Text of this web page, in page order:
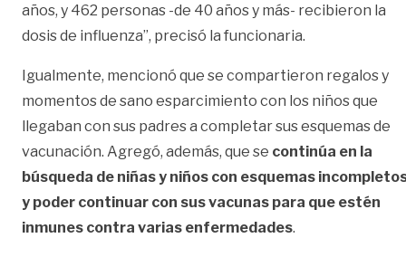
años, y 462 personas -de 40 años y más- recibieron la
dosis de influenza”, precisó la funcionaria.
Igualmente, mencionó que se compartieron regalos y
momentos de sano esparcimiento con los niños que
llegaban con sus padres a completar sus esquemas de
vacunación. Agregó, además, que se continúa en la
búsqueda de niñas y niños con esquemas
y poder continuar con sus vacunas para que estén
inmunes contra varias enfermedades.